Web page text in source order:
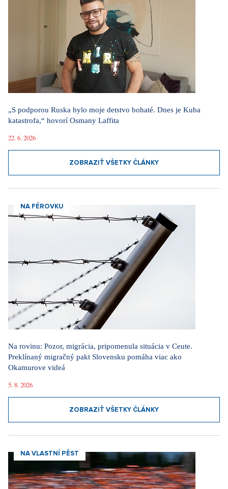
„S podporou Ruska bylo moje detstvo bohaté. Dnes je Kuba
katastrofa,“ hovorí Osmany Laffita
22. 6. 2026
ZOBRAZIŤ VŠETKY ČLÁNKY
NA FÉROVKU
Na rovinu: Pozor, migrácia, pripomenula situácia v Ceute.
Preklínaný migračný pakt Slovensku pomáha viac ako
Okamurove videá
5. 8. 2026
ZOBRAZIŤ VŠETKY ČLÁNKY
NA VLASTNÍ PĚST